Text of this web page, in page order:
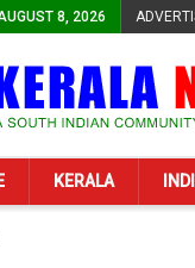
8, 2026
KERALA